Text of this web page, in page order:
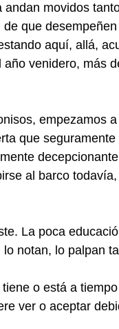
movidos
que
aquí, allá,
venidero, más
empezamos
que
al barco
La poca
notan, lo palpan
o está a
ver o aceptar